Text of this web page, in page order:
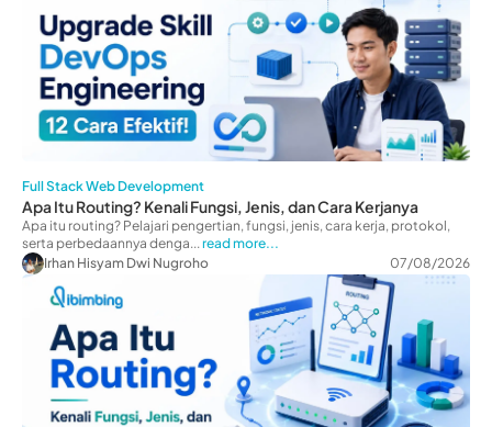
Full Stack Web Development
Apa Itu Routing? Kenali Fungsi, Jenis, dan Cara Kerjanya
Apa itu routing? Pelajari pengertian, fungsi, jenis, cara kerja, protokol,
serta perbedaannya denga... read more...
Irhan Hisyam Dwi Nugroho
07/08/2026